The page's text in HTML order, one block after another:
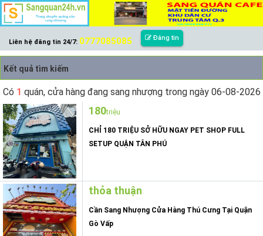
Liên hệ đăng tin 24/7: 0777085085 Đăng tin
Kết quả tìm kiếm
Có 1 quán, cửa hàng đang sang nhượng trong ngày 06-08-2026
180triệu
CHỈ 180 TRIỆU SỞ HỮU NGAY PET SHOP FULL
SETUP QUẬN TÂN PHÚ
thỏa thuận
Cần Sang Nhượng Cửa Hàng Thú Cưng Tại Quận
Gò Vấp